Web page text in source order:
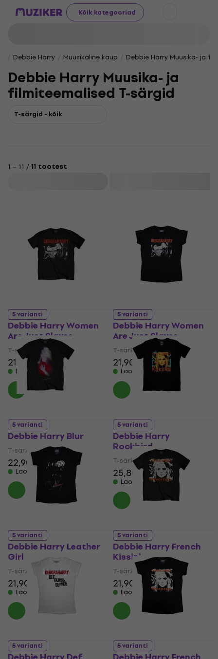
Kõik kategooriad
Debbie Harry Muusikaline kaup Debbie Harry Muusika- ja
Debbie Harry Muusika- ja
filmiteemalised T-särgid
T-särgid - kõik
1 – 11 /11 tootest
5 varianti
Debbie Harry Women
Are Just Slaves
T-särk
21,90 €
Laos olemas
5 varianti
Debbie Harry Women
Are Just Slaves
T-särk
21,90 €
Laos olemas
5 varianti
Debbie Harry Blur
T-särk
22,90 €
Laos olemas
5 varianti
Debbie Harry
Rockbird
T-särk
25,80 €
Laos olemas
5 varianti
Debbie Harry Leather
Girl
T-särk
21,90 €
Laos olemas
5 varianti
Debbie Harry French
Kissin'
T-särk
21,90 €
Laos olemas
5 varianti 5 varianti